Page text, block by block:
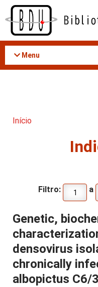
Acessar
conteúdo
Menu
Início
Filtro: a
Genetic,
densovirus
chronically
albopictus C6/